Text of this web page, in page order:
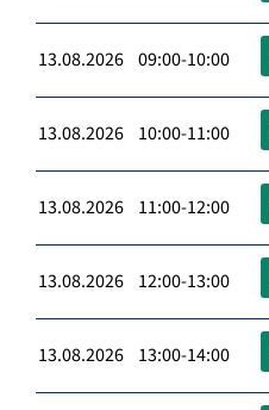
13.08.2026 09:00-10:00
13.08.2026 10:00-11:00
13.08.2026 11:00-12:00
13.08.2026 12:00-13:00
13.08.2026 13:00-14:00